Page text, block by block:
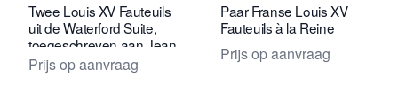
Twee Louis XV Fauteuils
uit de Waterford Suite,
toegeschreven aan Jean
Jacques Tilliard
Prijs op aanvraag
Paar Franse Louis XV
Fauteuils à la Reine
Prijs op aanvraag